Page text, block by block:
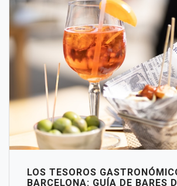
LOS TESOROS
BARCELONA: GUÍA DE BARES